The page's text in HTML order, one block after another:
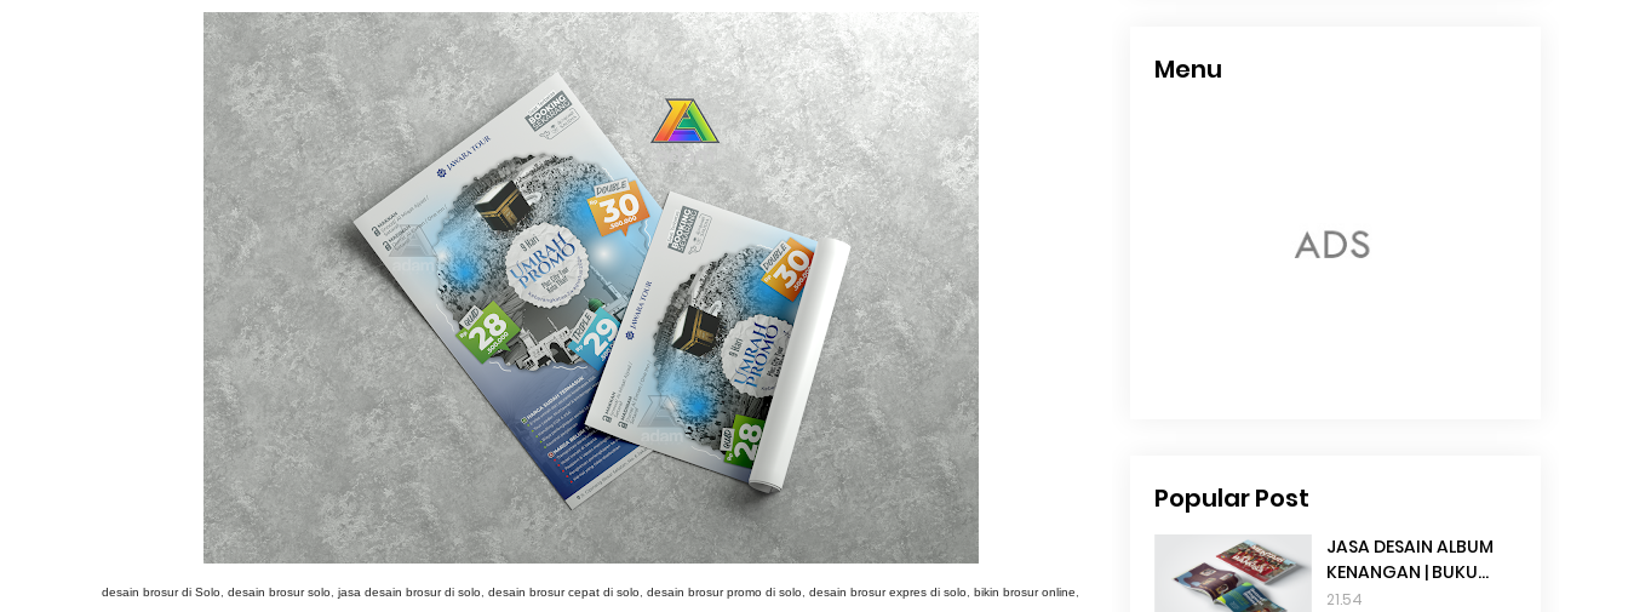
desain brosur di Solo desain brosur solo jasa desain brosur di solo desain brosur cepat di solo desain brosur promo di solo desain brosur expres di solo bikin brosur online
Menu
Popular Post
JASA DESAIN ALBUM
KENANGAN | BUKU
TAHUNAN SEKOLAH
21.54